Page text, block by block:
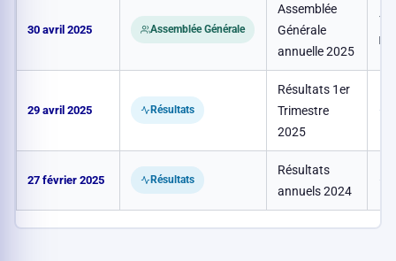
30 avril 2025 Assemblée Générale
Assemblée
Générale
annuelle 2025
29 avril 2025 Résultats
Résultats 1er
Trimestre
2025
–
27 février 2025 Résultats
Résultats
annuels 2024